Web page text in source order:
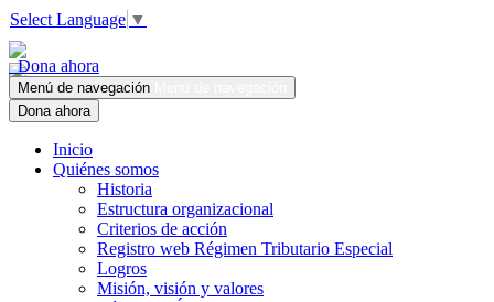
Select Language ▼
Dona ahora
Menú de navegación
Dona ahora
Inicio
Quiénes somos
Historia
Estructura organizacional
Criterios de acción
Registro web Régimen Tributario Especial
Logros
Misión, visión y valores